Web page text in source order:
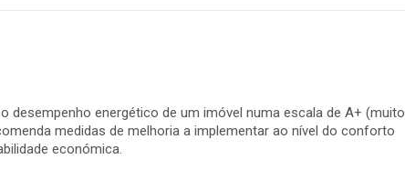
desempenho energético de um imóvel numa escala de A+ (muito
medidas de melhoria a implementar ao nível do conforto
económica.